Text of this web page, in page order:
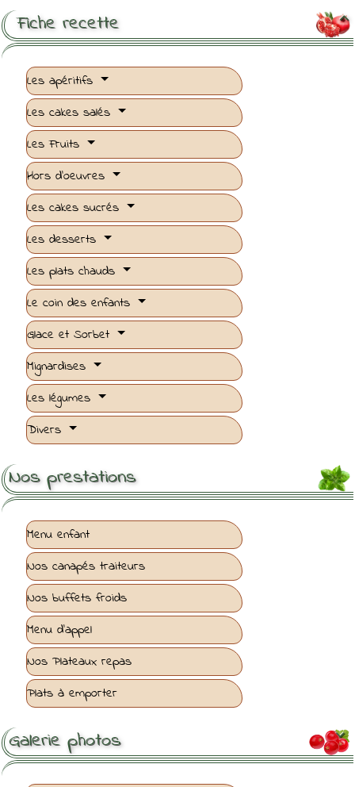

Fiche recette
Les apéritifs
Les cakes salés
Les Fruits
Hors d'oeuvres
Les cakes sucrés
Les desserts
Les plats chauds
Le coin des enfants
Glace et Sorbet
Mignardises
Les légumes
Divers
Nos prestations
Menu enfant
Nos canapés traiteurs
Nos buffets froids
Menu d'appel
Nos Plateaux repas
Plats à emporter

Galerie photos